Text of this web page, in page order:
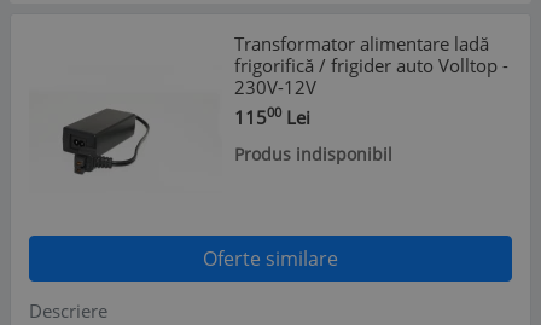
Transformator alimentare ladă
frigorifică / frigider auto Volltop -
230V-12V
11500 Lei
Produs indisponibil
Oferte similare
Descriere